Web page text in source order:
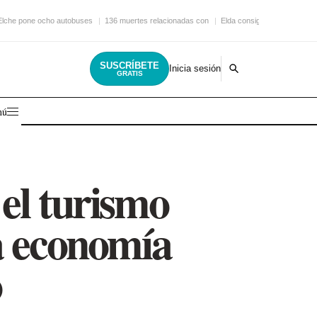
pone ocho autobuses 136 muertes relacionadas con Elda consigue una nueva
SUSCRÍBETE
GRATIS Inicia sesión
turismo